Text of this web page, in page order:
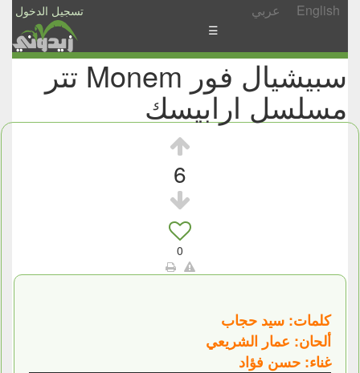
تسجيل الدخول عربي English
الأخبار
الأسئلة
والمشاركات
☰
سبيشيال فور Monem تتر
مسلسل ارابيسك
6
0
كلمات: سيد حجاب
ألحان: عمار الشريعي
غناء: حسن فؤاد